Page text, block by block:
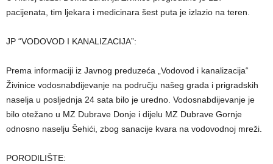
pacijenata, tim ljekara i medicinara šest puta je izlazio na teren.
JP “VODOVOD I KANALIZACIJA”:
Prema informaciji iz Javnog preduzeća „Vodovod i kanalizacija“
Živinice vodosnabdijevanje na području našeg grada i prigradskih
naselja u posljednja 24 sata bilo je uredno. Vodosnabdijevanje je
bilo otežano u MZ Dubrave Donje i dijelu MZ Dubrave Gornje
odnosno naselju Šehići, zbog sanacije kvara na vodovodnoj mreži.
PORODILIŠTE: